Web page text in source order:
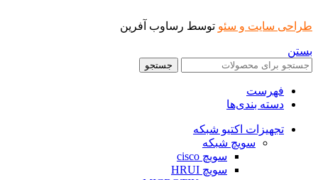
طراحی سایت و سئو توسط رساوب آفرین
بستن
جستجو
فهرست
دسته بندی‌ها
تجهیزات اکتیو شبکه
سویچ شبکه
سویچ cisco
سویچ HRUI